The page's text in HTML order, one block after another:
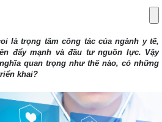
là trọng tâm công tác của ngành y tế,
đẩy mạnh và đầu tư nguồn lực. Vậy
quan trọng như thế nào, có những
khai?